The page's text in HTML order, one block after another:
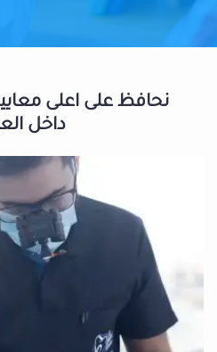
نحافظ على اعلى
داخل